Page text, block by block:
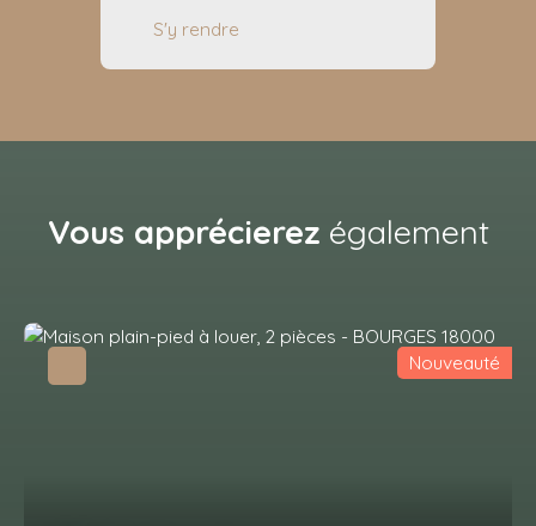
S'y rendre
Vous apprécierez également
Nouveauté